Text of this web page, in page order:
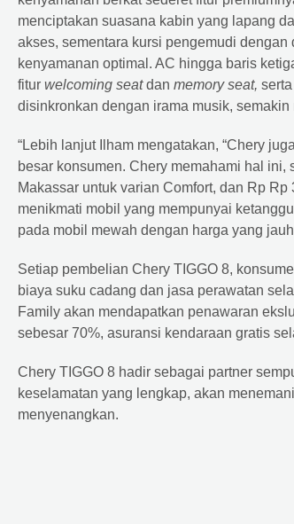
menciptakan suasana kabin yang lapang
akses, sementara kursi pengemudi
kenyamanan optimal. AC hingga baris
fitur welcoming seatdan memory seat, serta
disinkronkan dengan irama musik,
“Lebih lanjut Ilham mengatakan, “Chery
besar konsumen. Chery memahami hal
Makassar untuk varian Comfort, dan Rp
menikmati mobil yang mempunyai
pada mobil mewah dengan harga yang
Setiap pembelian Chery TIGGO 8,
biaya suku cadang dan jasa perawatan
Family akan mendapatkan penawaran
sebesar 70%, asuransi kendaraan gratis
Chery TIGGO 8 hadir sebagai partner
keselamatan yang lengkap, akan
menyenangkan.